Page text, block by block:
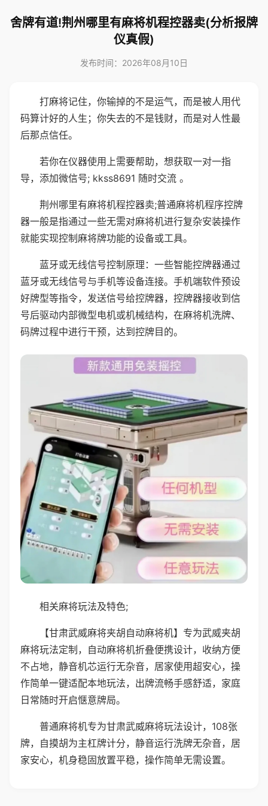
舍牌有道!荆州哪里有麻将机程控器卖(分析报牌
仪真假)
发布时间：2026年08月10日
打麻将记住，你输掉的不是运气，而是被人用代
码算计好的人生；你失去的不是钱财，而是对人性最
后那点信任。
若你在仪器使用上需要帮助，想获取一对一指
导，添加微信号; kkss8691 随时交流 。
荆州哪里有麻将机程控器卖;普通麻将机程序控牌
器一般是指通过一些无需对麻将机进行复杂安装操作
就能实现控制麻将牌功能的设备或工具。
蓝牙或无线信号控制原理：一些智能控牌器通过
蓝牙或无线信号与手机等设备连接。手机端软件预设
好牌型等指令，发送信号给控牌器，控牌器接收到信
号后驱动内部微型电机或机械结构，在麻将机洗牌、
码牌过程中进行干预，达到控牌目的。
相关麻将玩法及特色;
【甘肃武威麻将夹胡自动麻将机】专为武威夹胡
麻将玩法定制，自动麻将机折叠便携设计，收纳方便
不占地，静音机芯运行无杂音，居家使用超安心，操
作简单一键适配本地玩法，出牌流畅手感舒适，家庭
日常随时开启惬意牌局。
普通麻将机专为甘肃武威麻将玩法设计，108张
牌，自摸胡为主杠牌计分，静音运行洗牌无杂音，居
家安心，机身稳固放置平稳，操作简单无需设置。